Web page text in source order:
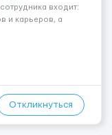
входит:
и карьеров, а
Страна:
Откликнуться